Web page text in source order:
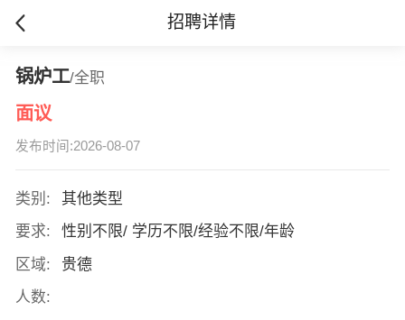
招聘详情
锅炉工/全职
面议
发布时间:2026-08-07
类别:
其他类型
要求:
性别不限/ 学历不限/经验不限/年龄
区域:
贵德
人数: